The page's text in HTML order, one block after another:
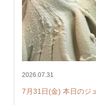
2026.07.31
7月31日(金) 本日のジ